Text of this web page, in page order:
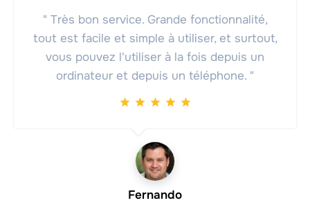
" Très bon service. Grande fonctionnalité,
tout est facile et simple à utiliser, et surtout,
vous pouvez l'utiliser à la fois depuis un
ordinateur et depuis un téléphone. "
Fernando